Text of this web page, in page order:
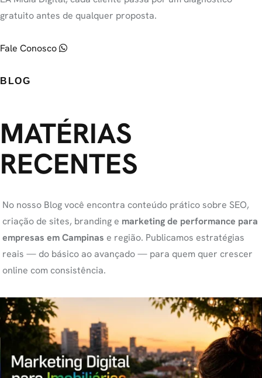
gratuito antes de qualquer proposta.
Fale Conosco
BLOG
MATÉRIAS
RECENTES
No nosso Blog você encontra conteúdo prático sobre SEO,
criação de sites, branding e marketing de performance para
empresas em Campinas e região. Publicamos estratégias
reais — do básico ao avançado — para quem quer crescer
online com consistência.